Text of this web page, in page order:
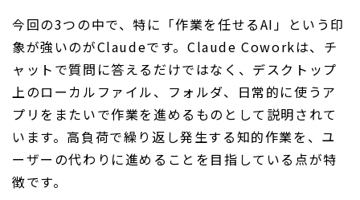
今回の3つの中で、特に「作業を任せるAI」という印
象が強いのがClaudeです。Claude Coworkは、チ
ャットで質問に答えるだけではなく、デスクトップ
上のローカルファイル、フォルダ、日常的に使うア
プリをまたいで作業を進めるものとして説明されて
います。高負荷で繰り返し発生する知的作業を、ユ
ーザーの代わりに進めることを目指している点が特
徴です。